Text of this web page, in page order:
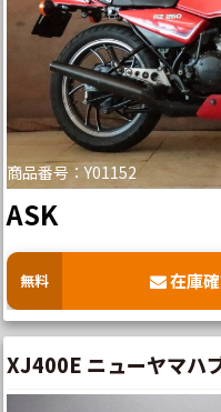
商品番号：Y01152
ASK
無料 在庫
XJ400E ニューヤマハ